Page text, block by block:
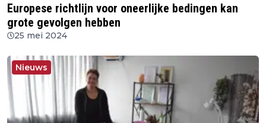
Europese richtlijn voor oneerlijke bedingen kan
grote gevolgen hebben
25 mei 2024
Nieuws